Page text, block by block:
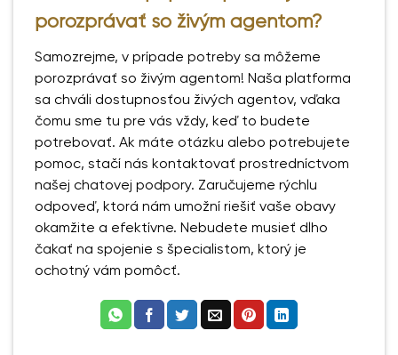
porozprávať so živým agentom?
Samozrejme, v prípade potreby sa môžeme
porozprávať so živým agentom! Naša platforma
sa chváli dostupnosťou živých agentov, vďaka
čomu sme tu pre vás vždy, keď to budete
potrebovať. Ak máte otázku alebo potrebujete
pomoc, stačí nás kontaktovať prostredníctvom
našej chatovej podpory. Zaručujeme rýchlu
odpoveď, ktorá nám umožní riešiť vaše obavy
okamžite a efektívne. Nebudete musieť dlho
čakať na spojenie s špecialistom, ktorý je
ochotný vám pomôcť.